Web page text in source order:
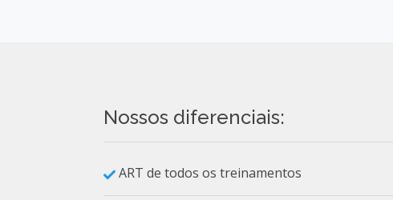
Nossos diferenciais:
ART de todos os treinamentos